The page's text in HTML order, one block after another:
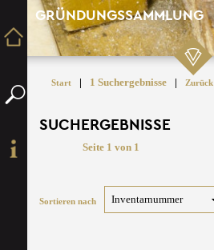
GRÜNDUNGSSAMMLUNG
Start | 1 Suchergebnisse | Zurück
SUCHERGEBNISSE
Seite 1 von 1
Sortieren nach